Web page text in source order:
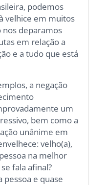
podemos
velhice em muitos
nos deparamos
em relação a
e a tudo que está
a negação
um
bem como a
unânime em
velho(a),
na melhor
fala afinal?
e quase